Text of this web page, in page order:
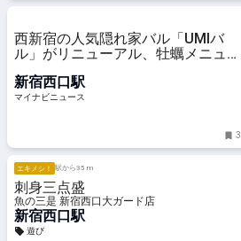
西新宿の人気隠れ家バル「UMIバ
ル」がリニューアル、牡蠣メニュー
新宿西口駅
マイナビニュース
3
エキメシ！ 駅から35 m
刺身三点盛
魚の三是 新宿西口大ガード店
新宿西口駅
遊び